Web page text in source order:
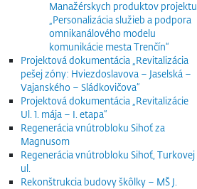
Manažérskych produktov projektu
„Personalizácia služieb a podpora
omnikanálového modelu
komunikácie mesta Trenčín“
Projektová dokumentácia „Revitalizácia
pešej zóny: Hviezdoslavova – Jaselská –
Vajanského – Sládkovičova“
Projektová dokumentácia „Revitalizácie
Ul. 1. mája – I. etapa“
Regenerácia vnútrobloku Sihoť za
Magnusom
Regenerácia vnútrobloku Sihoť, Turkovej
ul.
Rekonštrukcia budovy škôlky – MŠ J.